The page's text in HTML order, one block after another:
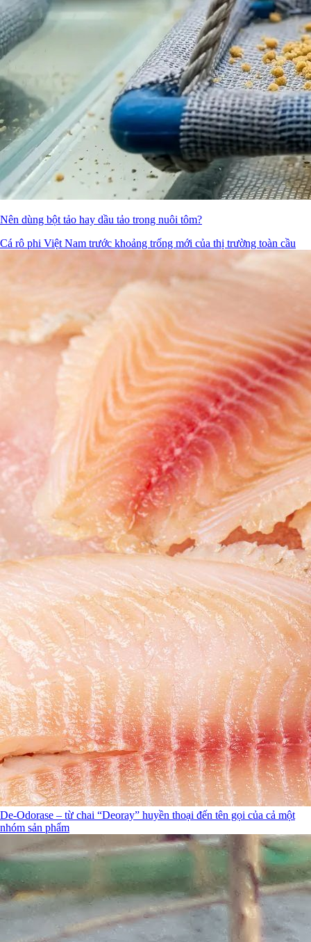
Nên dùng bột tảo hay dầu tảo trong nuôi tôm?
Cá rô phi Việt Nam trước khoảng trống mới của thị trường toàn cầu
De-Odorase – từ chai “Deoray” huyền thoại đến tên gọi của cả một
nhóm sản phẩm